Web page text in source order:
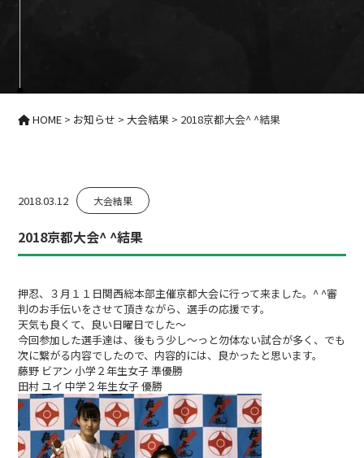
HOME > お知らせ >大会結果 > 2018京都大会^ ^結果
2018.03.12 大会結果
2018京都大会^ ^結果
押忍、３月１１日関西総本部主催京都大会に行って来ました。^ ^審
判のお手伝いをさせて頂きながら、選手の応援です。
天気も良くて、良い日曜日でした〜
今回参加した選手達は、後もう少し〜っと勿体ない試合が多く、でも
次に繋がる内容でしたので、内容的には、良かったと思います。
藤野 ビアン 小学２年生女子 準優勝
田村 ユイ 中学２年生女子 優勝